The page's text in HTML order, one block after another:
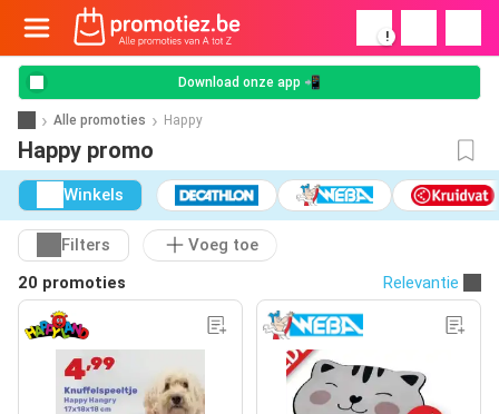
!
Download onze app 📲
Alle promoties Happy
Happy promo
Winkels
Filters
Voeg toe
20 promoties
Relevantie